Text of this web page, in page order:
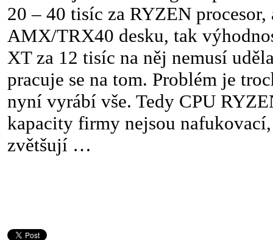
20 – 40 tisíc za RYZEN procesor,
AMX/TRX40 desku, tak
XT za 12 tisíc na něj nemusí
pracuje se na tom. Problém je
nyní vyrábí vše. Tedy CPU
kapacity firmy nejsou
zvětšují …